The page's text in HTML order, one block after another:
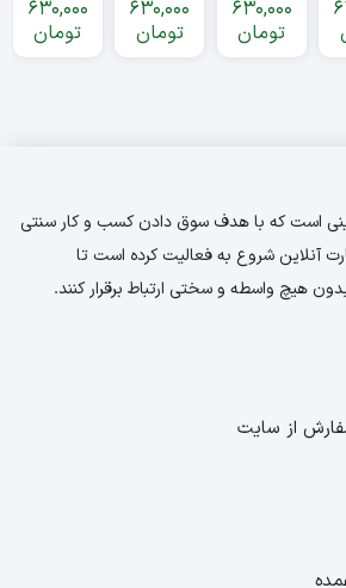
عمده
630,000
تومان
waves
عمده
630,000
تومان
my vibe
عمده
630,000
تومان
است که با هدف سوق دادن کسب و کار سنتی
آنلاین شروع به فعالیت کرده است تا
هیچ واسطه و سختی ارتباط برقرار کنند.
از سایت